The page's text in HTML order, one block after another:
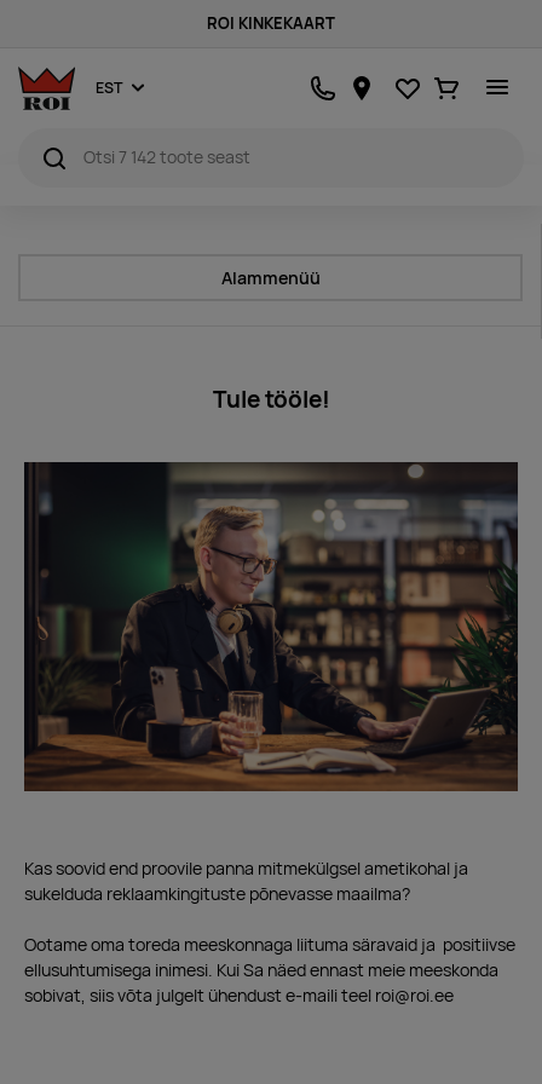
ROI KINKEKAART
EST Lemmikud
Ostukorv
Tule tööle!
Kas soovid end proovile panna mitmekülgsel ametikohal ja
sukelduda reklaamkingituste põnevasse maailma?
Ootame oma toreda meeskonnaga liituma säravaid ja positiivse
ellusuhtumisega inimesi. Kui Sa näed ennast meie meeskonda
sobivat, siis võta julgelt ühendust e-maili teel roi@roi.ee
Alammenüü